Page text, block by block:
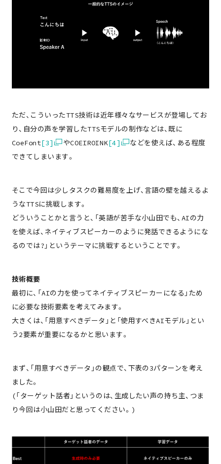
ただ、こういったTTS技術は近年様々なサービスが登場してお
り、自分の声を学習したTTSモデルの制作などは、既に
CoeFont[3] やCOEIROINK[4]
などを使えば、ある程度
できてしまいます。
そこで今回は少しタスクの難易度を上げ、言語の壁を越えるよ
うなTTSに挑戦します。
どういうことかと言うと、「英語が苦手な小山田でも、AIの力
を使えば、ネイティブスピーカーのように発話できるようにな
るのでは?」というテーマに挑戦するということです。
技術概要
最初に、「AIの力を使ってネイティブスピーカーになる」ため
に必要な技術要素を考えてみます。
大きくは、「用意すべきデータ」と「使用すべきAIモデル」とい
う2要素が重要になるかと思います。
まず、「用意すべきデータ」の観点で、下表の3パターンを考え
ました。
(「ターゲット話者」というのは、生成したい声の持ち主、つま
り今回は小山田だと思ってください。)